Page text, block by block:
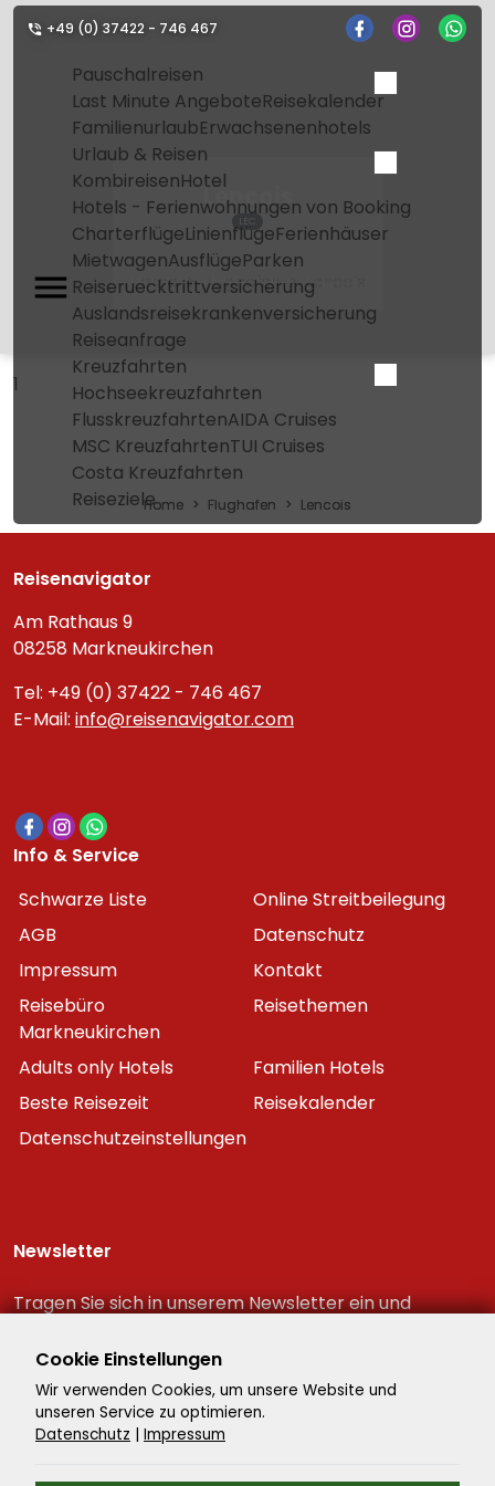
+49 (0) 37422 - 746 467
Pauschalreisen
Last Minute AngeboteReisekalender
FamilienurlaubErwachsenenhotels
Urlaub & Reisen
KombireisenHotel
Hotels - Ferienwohnungen von Booking
CharterflügeLinienflügeFerienhäuser
MietwagenAusflügeParken
Reiseruecktrittversicherung
Auslandsreisekrankenversicherung
Reiseanfrage
Kreuzfahrten
Hochseekreuzfahrten
FlusskreuzfahrtenAIDA Cruises
MSC KreuzfahrtenTUI Cruises
Costa Kreuzfahrten
Reiseziele
Lencois
LEC
Home Flughafen Lencois
1
Home Flughafen Lencois
Reisenavigator
Am Rathaus 9
08258 Markneukirchen
Tel: +49 (0) 37422 - 746 467
E-Mail: info@reisenavigator.com
Info & Service
Schwarze Liste
Online Streitbeilegung
AGB
Datenschutz
Impressum
Kontakt
Reisebüro
Markneukirchen
Reisethemen
Adults only Hotels
Familien Hotels
Beste Reisezeit
Reisekalender
Datenschutzeinstellungen
Newsletter
Tragen Sie sich in unserem Newsletter ein und
Reiseschnäppchen!
Cookie Einstellungen
Wir verwenden Cookies, um unsere Website und
unseren Service zu optimieren.
Datenschutz | Impressum